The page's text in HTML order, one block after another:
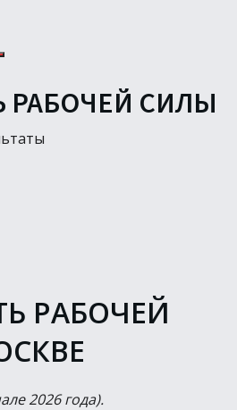
РАБОЧЕЙ СИЛЫ
РАБОЧЕЙ
2026 года).